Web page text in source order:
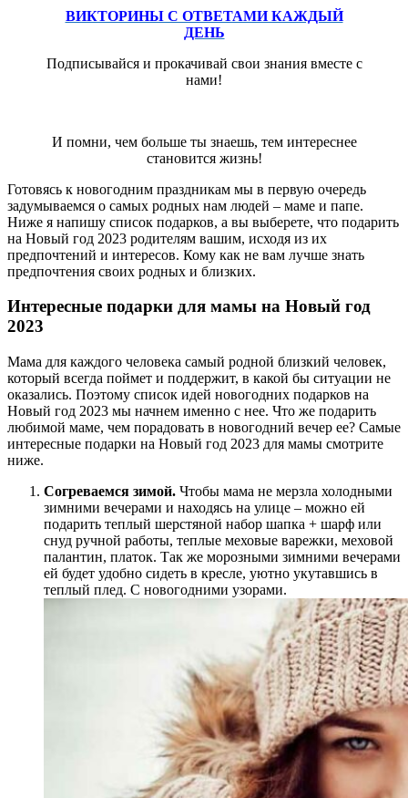
ВИКТОРИНЫ С ОТВЕТАМИ КАЖДЫЙ
ДЕНЬ
Подписывайся и прокачивай свои знания вместе с
нами!
И помни, чем больше ты знаешь, тем интереснее
становится жизнь!
Готовясь к новогодним праздникам мы в первую очередь
задумываемся о самых родных нам людей – маме и папе.
Ниже я напишу список подарков, а вы выберете, что подарить
на Новый год 2023 родителям вашим, исходя из их
предпочтений и интересов. Кому как не вам лучше знать
предпочтения своих родных и близких.
Интересные подарки для мамы на Новый год
2023
Мама для каждого человека самый родной близкий человек,
который всегда поймет и поддержит, в какой бы ситуации не
оказались. Поэтому список идей новогодних подарков на
Новый год 2023 мы начнем именно с нее. Что же подарить
любимой маме, чем порадовать в новогодний вечер ее? Самые
интересные подарки на Новый год 2023 для мамы смотрите
ниже.
Согреваемся зимой. Чтобы мама не мерзла холодными
зимними вечерами и находясь на улице – можно ей
подарить теплый шерстяной набор шапка + шарф или
снуд ручной работы, теплые меховые варежки, меховой
палантин, платок. Так же морозными зимними вечерами
ей будет удобно сидеть в кресле, уютно укутавшись в
теплый плед. С новогодними узорами.